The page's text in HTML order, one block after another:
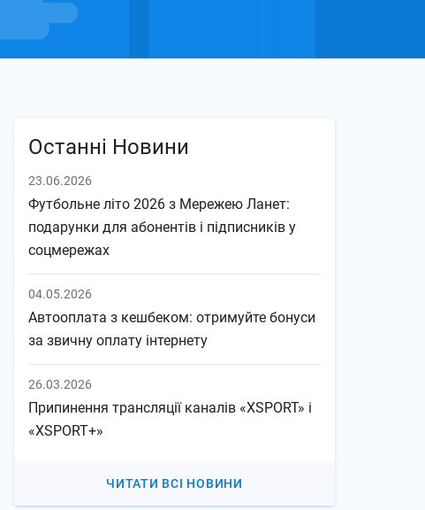
Останні Новини
23.06.2026
Футбольне літо 2026 з Мережею Ланет:
подарунки для абонентів і підписників у
соцмережах
04.05.2026
Автооплата з кешбеком: отримуйте бонуси
за звичну оплату інтернету
26.03.2026
Припинення трансляції каналів «XSPORT» і
«XSPORT+»
ЧИТАТИ ВСІ НОВИНИ